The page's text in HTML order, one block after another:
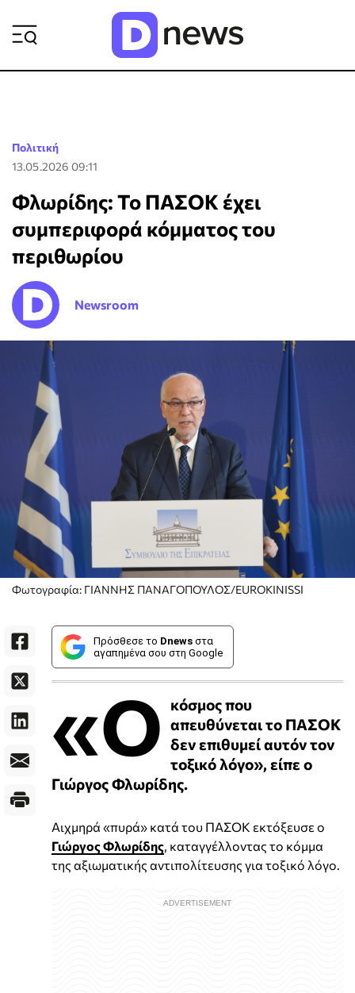
Πολιτική
13.05.2026 09:11
Φλωρίδης: Το ΠΑΣΟΚ έχει
συμπεριφορά κόμματος του
περιθωρίου
Newsroom
Φωτογραφία: ΓΙΑΝΝΗΣ ΠΑΝΑΓΟΠΟΥΛΟΣ/EUROKINISSI
Πρόσθεσε το Dnews στα
αγαπημένα σου στη Google
«Ο κόσμος που
απευθύνεται το ΠΑΣΟΚ
δεν επιθυμεί αυτόν τον
τοξικό λόγο», είπε ο
Γιώργος Φλωρίδης.
Αιχμηρά «πυρά» κατά του ΠΑΣΟΚ εκτόξευσε ο
Γιώργος Φλωρίδης , καταγγέλλοντας το κόμμα
της αξιωματικής αντιπολίτευσης για τοξικό λόγο.